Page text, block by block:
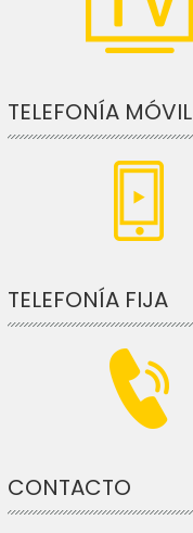
TELEFONÍA MÓVIL
TELEFONÍA FIJA
CONTACTO